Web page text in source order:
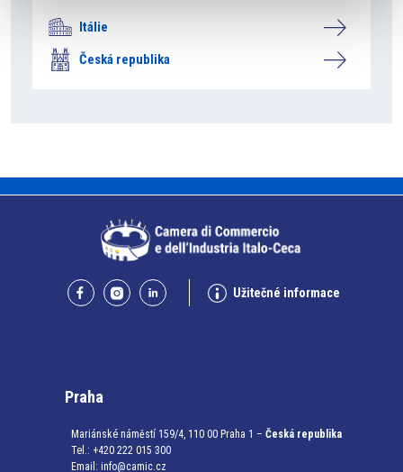
Itálie
Česká republika
Užitečné informace
Praha
Mariánské náměstí 159/4, 110 00 Praha 1 – Česká republika
Tel.: +420 222 015 300
Email: info@camic.cz